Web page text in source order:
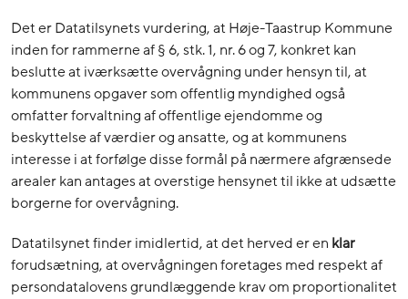
Det er Datatilsynets vurdering, at Høje-Taastrup Kommune
inden for rammerne af § 6, stk. 1, nr. 6 og 7, konkret kan
beslutte at iværksætte overvågning under hensyn til, at
kommunens opgaver som offentlig myndighed også
omfatter forvaltning af offentlige ejendomme og
beskyttelse af værdier og ansatte, og at kommunens
interesse i at forfølge disse formål på nærmere afgrænsede
arealer kan antages at overstige hensynet til ikke at udsætte
borgerne for overvågning.
Datatilsynet finder imidlertid, at det herved er en klar
forudsætning, at overvågningen foretages med respekt af
persondatalovens grundlæggende krav om proportionalitet